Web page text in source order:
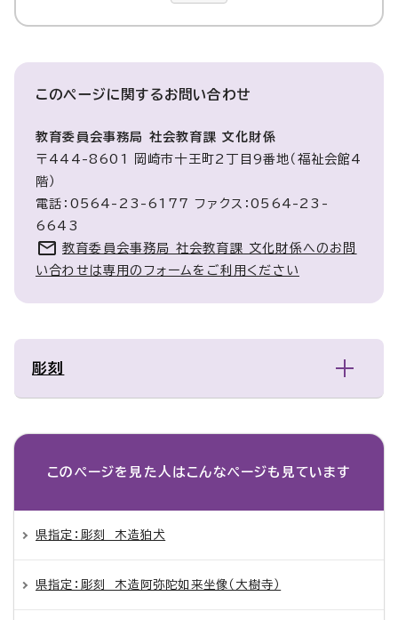
このページに関するお問い合わせ
教育委員会事務局 社会教育課 文化財係
〒444-8601 岡崎市十王町2丁目9番地（福祉会館4
階）
電話：0564-23-6177 ファクス：0564-23-
6643
教育委員会事務局 社会教育課 文化財係へのお問
い合わせは専用のフォームをご利用ください
彫刻
このページを見た人は こんなページも見ています
県指定：彫刻 木造狛犬
県指定：彫刻 木造阿弥陀如来坐像（大樹寺）